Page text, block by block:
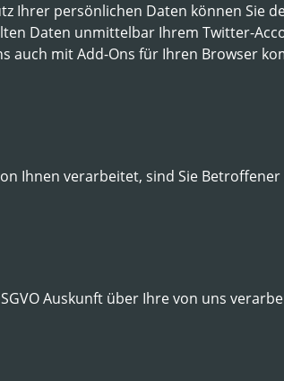
Ihrer persönlichen Daten können Sie
Daten unmittelbar Ihrem Twitter-
auch mit Add-Ons für Ihren Browser
Ihnen verarbeitet, sind Sie
Auskunft über Ihre von uns